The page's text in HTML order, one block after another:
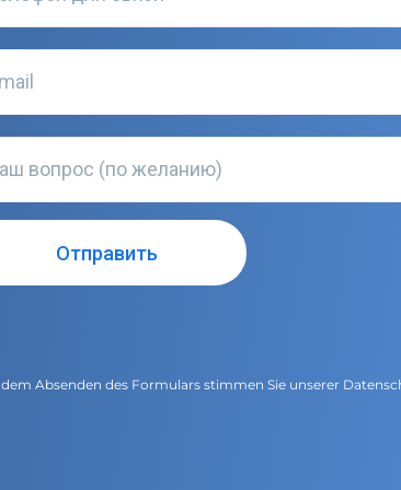
Absenden des Formulars stimmen Sie unserer